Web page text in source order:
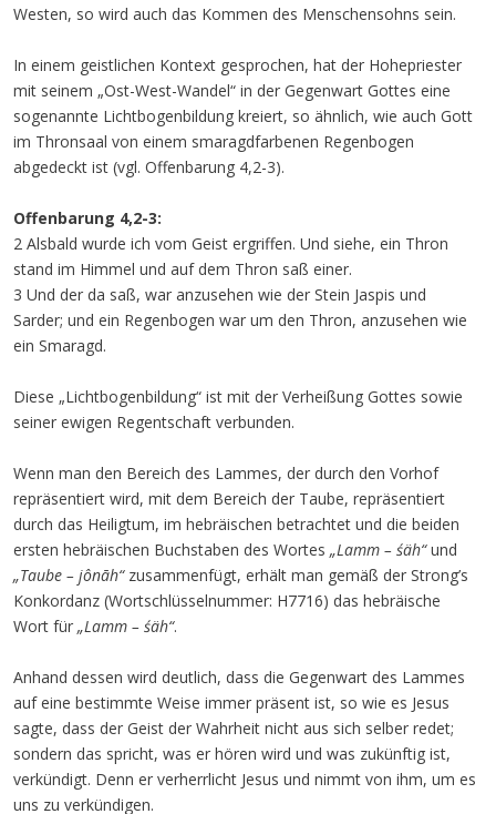
Westen, so wird auch das Kommen des Menschensohns sein.
In einem geistlichen Kontext gesprochen, hat der Hohepriester
mit seinem „Ost-West-Wandel“ in der Gegenwart Gottes eine
sogenannte Lichtbogenbildung kreiert, so ähnlich, wie auch Gott
im Thronsaal von einem smaragdfarbenen Regenbogen
abgedeckt ist (vgl. Offenbarung 4,2-3).
Offenbarung 4,2-3:
2 Alsbald wurde ich vom Geist ergriffen. Und siehe, ein Thron
stand im Himmel und auf dem Thron saß einer.
3 Und der da saß, war anzusehen wie der Stein Jaspis und
Sarder; und ein Regenbogen war um den Thron, anzusehen wie
ein Smaragd.
Diese „Lichtbogenbildung“ ist mit der Verheißung Gottes sowie
seiner ewigen Regentschaft verbunden.
Wenn man den Bereich des Lammes, der durch den Vorhof
repräsentiert wird, mit dem Bereich der Taube, repräsentiert
durch das Heiligtum, im hebräischen betrachtet und die beiden
ersten hebräischen Buchstaben des Wortes „Lamm – śäh“und
„Taube – jônāh“zusammenfügt, erhält man gemäß der Strong’s
Konkordanz (Wortschlüsselnummer: H7716) das hebräische
Wort für „Lamm – śäh“.
Anhand dessen wird deutlich, dass die Gegenwart des Lammes
auf eine bestimmte Weise immer präsent ist, so wie es Jesus
sagte, dass der Geist der Wahrheit nicht aus sich selber redet;
sondern das spricht, was er hören wird und was zukünftig ist,
verkündigt. Denn er verherrlicht Jesus und nimmt von ihm, um es
uns zu verkündigen.